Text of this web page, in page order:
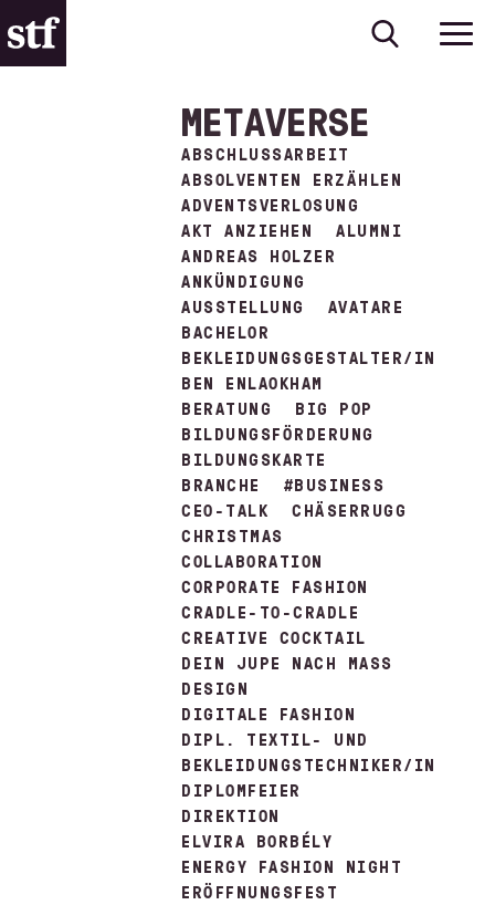
METAVERSE
ABSCHLUSSARBEIT
ABSOLVENTEN ERZÄHLEN
ADVENTSVERLOSUNG
AKT ANZIEHEN
ALUMNI
ANDREAS HOLZER
ANKÜNDIGUNG
AUSSTELLUNG
AVATARE
BACHELOR
BEKLEIDUNGSGESTALTER/IN
BEN ENLAOKHAM
BERATUNG
BIG POP
BILDUNGSFÖRDERUNG
BILDUNGSKARTE
BRANCHE
#BUSINESS
CEO-TALK
CHÄSERRUGG
CHRISTMAS
COLLABORATION
CORPORATE FASHION
CRADLE-TO-CRADLE
CREATIVE COCKTAIL
DEIN JUPE NACH MASS
DESIGN
DIGITALE FASHION
DIPL. TEXTIL- UND
BEKLEIDUNGSTECHNIKER/IN
DIPLOMFEIER
DIREKTION
ELVIRA BORBÉLY
ENERGY FASHION NIGHT
ERÖFFNUNGSFEST